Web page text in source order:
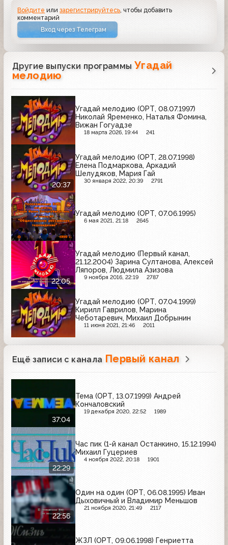
Войдите илизарегистрируйтесь , чтобы добавить
комментарий
Вход через Телеграм
Другие выпуски программы Угадай
мелодию
Угадай мелодию (ОРТ, 08.07.1997)
Николай Яременко, Наталья Фомина,
Вижан Гогуадзе
18 марта 2026, 19:44 241
20:37
Угадай мелодию (ОРТ, 28.07.1998)
Елена Подмаркова, Аркадий
Шелудяков, Мария Гай
30 января 2022, 20:39 2791
Угадай мелодию (ОРТ, 07.06.1995)
6 мая 2021, 21:18 2645
22:05
Угадай мелодию (Первый канал,
21.12.2004) Зарина Султанова, Алексей
Ляпоров, Людмила Азизова
9 ноября 2016, 22:19 2787
Угадай мелодию (ОРТ, 07.04.1999)
Кирилл Гаврилов, Марина
Чеботаревич, Михаил Добрынин
11 июня 2021, 21:46 2011
Ещё записи с канала Первый канал
37:04
Тема (ОРТ, 13.07.1999) Андрей
Кончаловский
19 декабря 2020, 22:52 1989
22:29
Час пик (1-й канал Останкино, 15.12.1994)
Михаил Гуцериев
4 ноября 2022, 20:18 1901
22:56
Один на один (ОРТ, 06.08.1995) Иван
Дыховичный и Владимир Меньшов
21 ноября 2020, 21:49 2117
ЖЗЛ (ОРТ, 09.06.1998) Генриетта